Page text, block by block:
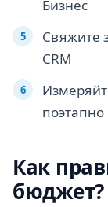
Бизнес
Свяжите
CRM
поэтапно
Как
бюджет?